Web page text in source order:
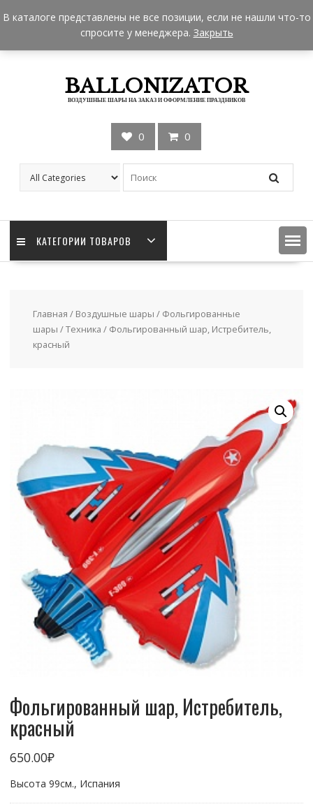
to
+7 962 957-18-50
zakaz@ballonizator.ru
Мы в Москве
Часы работы: 9:00 - 22:00
BALLONIZATOR
ВОЗДУШНЫЕ ШАРЫ НА ЗАКАЗ И ОФОРМЛЕНИЕ ПРАЗДНИКОВ
0 0
КАТЕГОРИИ ТОВАРОВ
Главная / Воздушные шары / Фольгированные
шары /Техника / Фольгированный шар, Истребитель,
красный
Фольгированный шар, Истребитель,
красный
650.00₽
Высота 99см., Испания
В каталоге представлены не все позиции, если не нашли что-то
спросите у менеджера. Закрыть